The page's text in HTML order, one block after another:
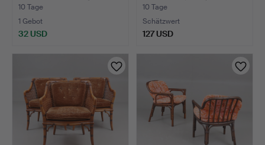
10 Tage
1 Gebot
32 USD
10 Tage
Schätzwert
127 USD